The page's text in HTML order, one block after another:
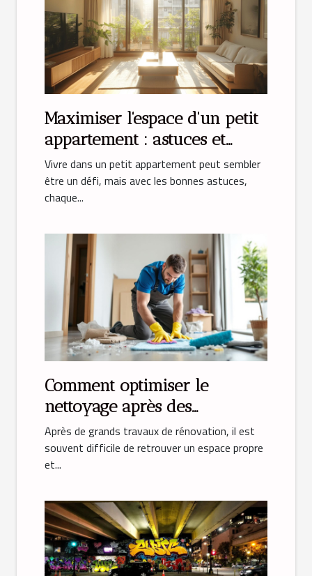
Maximiser l'espace d'un petit
appartement : astuces et
solutions
Vivre dans un petit appartement peut sembler
être un défi, mais avec les bonnes astuces,
chaque...
Comment optimiser le
nettoyage après des
rénovations majeures ?
Après de grands travaux de rénovation, il est
souvent difficile de retrouver un espace propre
et...